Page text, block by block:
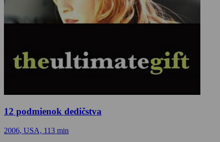
12 podmienok dedičstva
2006, USA, 113 min